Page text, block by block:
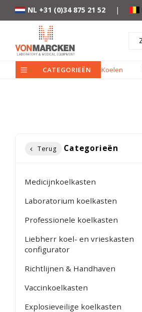
NL +31 (0)34 875 21 52 |
CATEGORIEËN Koelen
Terug Categorieën
Medicijnkoelkasten
Laboratorium koelkasten
Professionele koelkasten
Liebherr koel- en vrieskasten
configurator
Richtlijnen & Handhaven
Vaccinkoelkasten
Explosieveilige koelkasten